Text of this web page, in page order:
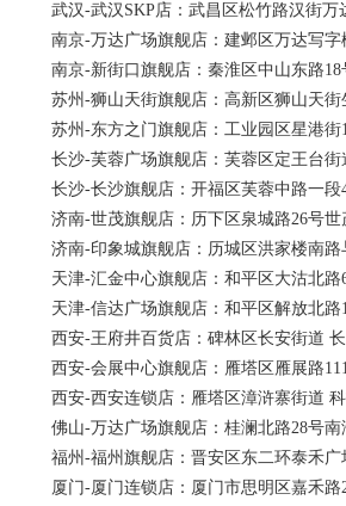
武汉-武汉SKP店：武昌区松竹路汉街万
南京-万达广场旗舰店：建邺区万达写字
南京-新街口旗舰店：秦淮区中山东路18
苏州-狮山天街旗舰店：高新区狮山天街
苏州-东方之门旗舰店：工业园区星港街
长沙-芙蓉广场旗舰店：芙蓉区定王台街
长沙-长沙旗舰店：开福区芙蓉中路一段
济南-世茂旗舰店：历下区泉城路26号世
济南-印象城旗舰店：历城区洪家楼南路
天津-汇金中心旗舰店：和平区大沽北路
天津-信达广场旗舰店：和平区解放北路
西安-王府井百货店：碑林区长安街道 长
西安-会展中心旗舰店：雁塔区雁展路
西安-西安连锁店：雁塔区漳浒寨街道 科
佛山-万达广场旗舰店：桂澜北路28号南
福州-福州旗舰店：晋安区东二环泰禾广
厦门-厦门连锁店：厦门市思明区嘉禾路